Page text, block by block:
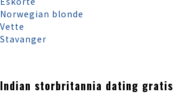
Norwegian blonde
Vette
Stavanger
Indian storbritannia dating gratis